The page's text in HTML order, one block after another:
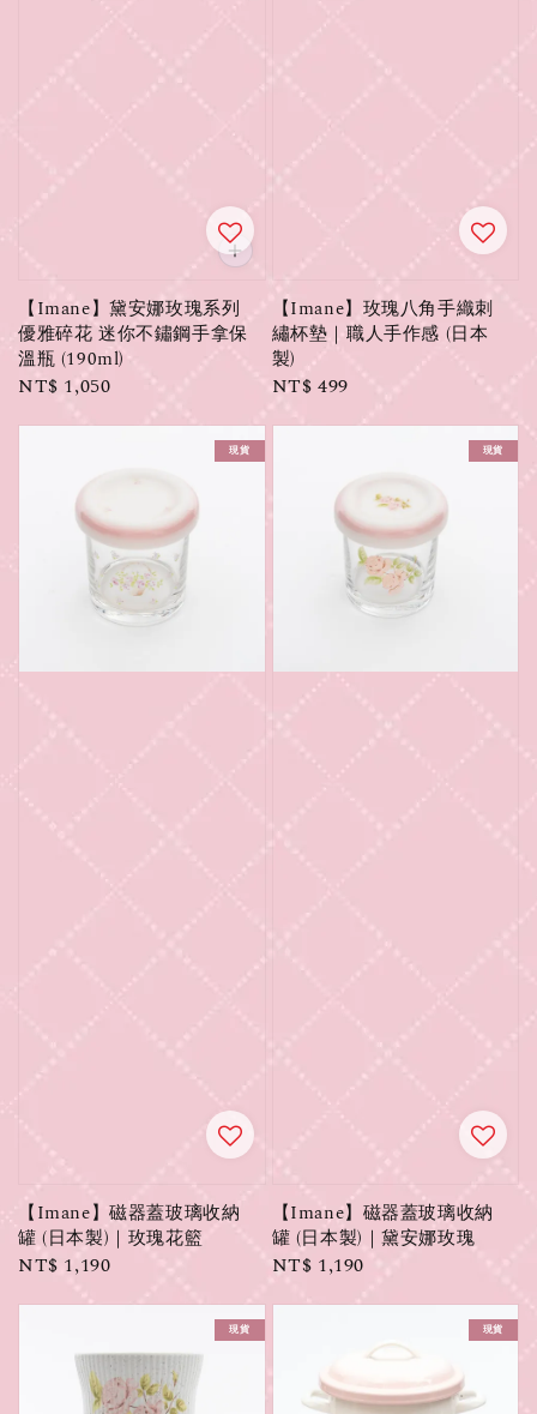
【Imane】黛安娜玫瑰系列
優雅碎花 迷你不鏽鋼手拿保
溫瓶 (190ml)
Regular
NT$ 1,050
【Imane】玫瑰八角手織刺
繡杯墊｜職人手作感 (日本
製)
Regular
NT$ 499
現貨
【Imane】磁器蓋玻璃收納
罐 (日本製)｜玫瑰花籃
Regular
NT$ 1,190
現貨
【Imane】磁器蓋玻璃收納
罐 (日本製)｜黛安娜玫瑰
Regular
NT$ 1,190
現貨 現貨